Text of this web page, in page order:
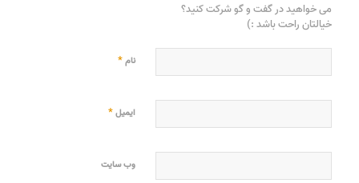
می خواهید در گفت و گو شرکت کنید؟
خیالتان راحت باشد :)
نام*
ایمیل*
وب‌ سایت